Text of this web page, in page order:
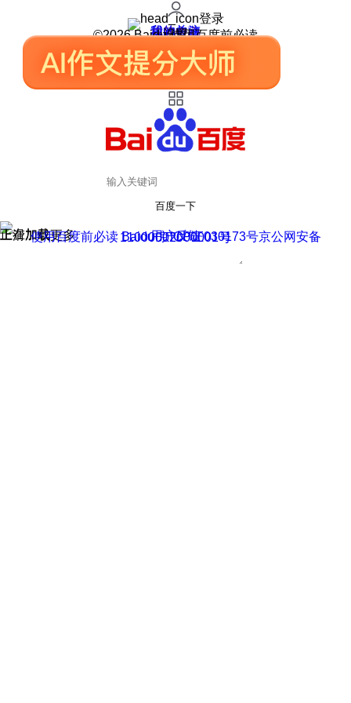
登录
我的关注
我的收藏
皮肤中心
用户反馈
设置
©2026 Baidu 使用百度前必读
百度一下
正在加载
上滑加载更多 用户反馈
使用百度前必读 Baidu 京ICP证030173号
京公网安备11000002000001号